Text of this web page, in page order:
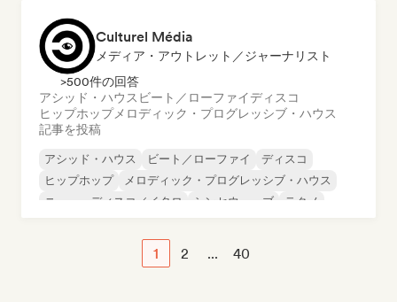
Culturel Média
メディア・アウトレット／ジャーナリスト
>500件の回答
アシッド・ハウス ビート／ローファイディスコ
ヒップホップメロディック・プログレッシブ・ハウス
記事を投稿
アシッド・ハウス ビート／ローファイ
ディスコ
ヒップホップ
メロディック・プログレッシブ・ハウス
ニュー・ディスコ／イタロ
シンセウェーブ テクノ
1 2 ... 40